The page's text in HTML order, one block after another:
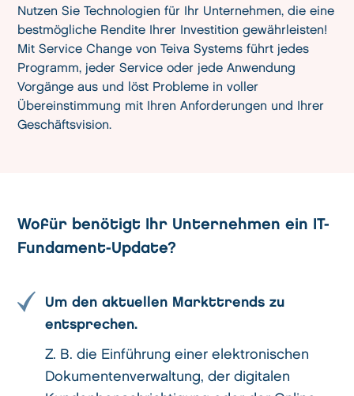
Nutzen Sie Technologien für Ihr Unternehmen, die eine
bestmögliche Rendite Ihrer Investition gewährleisten!
Mit Service Change von Teiva Systems führt jedes
Programm, jeder Service oder jede Anwendung
Vorgänge aus und löst Probleme in voller
Übereinstimmung mit Ihren Anforderungen und Ihrer
Geschäftsvision.
Wofür benötigt Ihr Unternehmen ein IT-
Fundament-Update?
Um den aktuellen Markttrends zu
entsprechen.
Z. B. die Einführung einer elektronischen
Dokumentenverwaltung, der digitalen